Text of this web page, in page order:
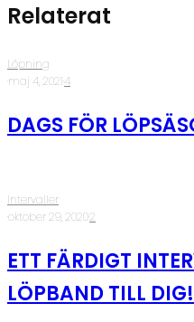
Relaterat
Löpning
·maj 4, 2021·4
DAGS FÖR
Intervaller
·oktober 29, 2020·2
ETT FÄRDIGT
LÖPBAND TILL DIG!